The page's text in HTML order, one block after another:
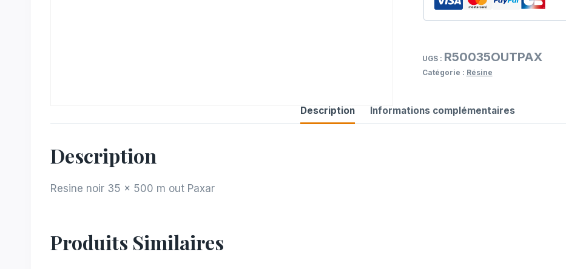
x
out
Paxar
UGS : R50035OUTPAX
Catégorie : Résine
Description Informations complémentaires
Description
Resine noir 35 x 500 m out Paxar
Produits Similaires